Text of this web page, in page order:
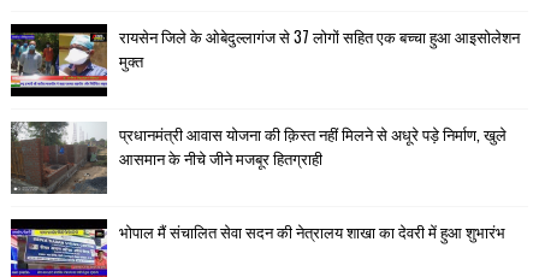
रायसेन जिले के ओबेदुल्लागंज से 37 लोगों सहित एक बच्चा हुआ आइसोलेशन
मुक्त
प्रधानमंत्री आवास योजना की क़िस्त नहीं मिलने से अधूरे पड़े निर्माण, खुले
आसमान के नीचे जीने मजबूर हितग्राही
भोपाल मैं संचालित सेवा सदन की नेत्रालय शाखा का देवरी में हुआ शुभारंभ